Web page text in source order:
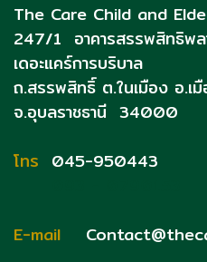
The Care Child and
247/1 อาคารสรรพสิทธิพล
เดอะแคร์การบริบาล
ถ.สรรพสิทธิ์ ต.ในเมือง อ.เ
จ.อุบลราชธานี 34000
โทร 045-950443
E-mail